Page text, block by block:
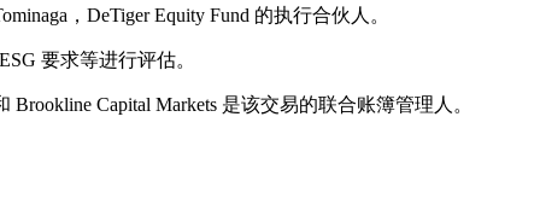
，DeTiger Equity Fund 的执行合伙人。
要求等进行评估。
Brookline Capital Markets 是该交易的联合账簿管理人。